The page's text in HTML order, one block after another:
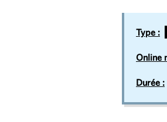
Type :
Online
Durée :